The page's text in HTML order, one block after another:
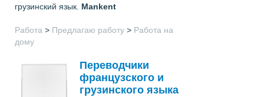
грузинский язык. Mankent
Работа > Предлагаю работу > Работа на
дому
Переводчики
французского и
грузинского языка